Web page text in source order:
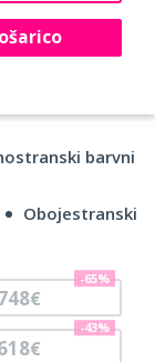
barvni
Obojestranski
€
-43%
€
-65%